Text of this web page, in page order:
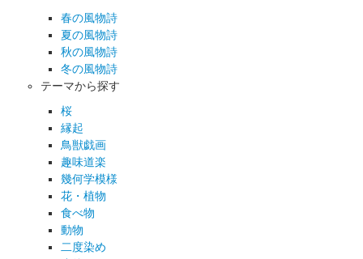
春の風物詩
夏の風物詩
秋の風物詩
冬の風物詩
テーマから探す
桜
縁起
鳥獣戯画
趣味道楽
幾何学模様
花・植物
食べ物
動物
二度染め